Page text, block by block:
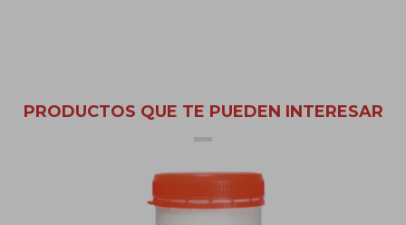
PRODUCTOS QUE TE PUEDEN INTERESAR